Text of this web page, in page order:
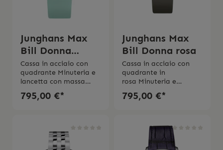
Junghans Max
Bill Donna
turchese
Cassa in acciaio con
quadrante Minuteria e
lancetta con massa
ecologica Movimento al
itá 5 bar Cinturino in
cuoio in ottica satinata
795,00 €*
Junghans Max
Bill Donna rosa
Cassa in acciaio con
quadrante in
rosa Minuteria e
lancetta con massa
luminosa
antiriflessoImpermeabil
itá 5 bar Cinturino in
795,00 €*